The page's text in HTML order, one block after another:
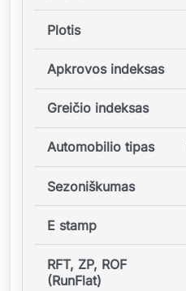
Plotis
Apkrovos indeksas
Greičio indeksas
Automobilio tipas
Sezoniškumas
E stamp
RFT, ZP, ROF
(RunFlat)